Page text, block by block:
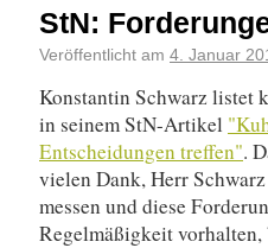
StN:
Veröffentlicht am 4. Januar
Konstantin Schwarz listet
in seinem StN-Artikel
Entscheidungen treffen".
vielen Dank, Herr
messen und diese
Regelmäßigkeit vorhalten,